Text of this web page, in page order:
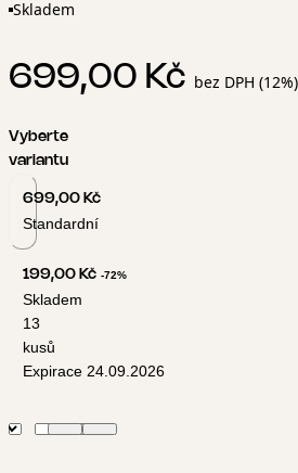
Skladem
699,00 Kč bez DPH (12%)
Vyberte
variantu
699,00 Kč
Standardní
199,00 Kč -72%
Skladem
13
kusů
Expirace 24.09.2026